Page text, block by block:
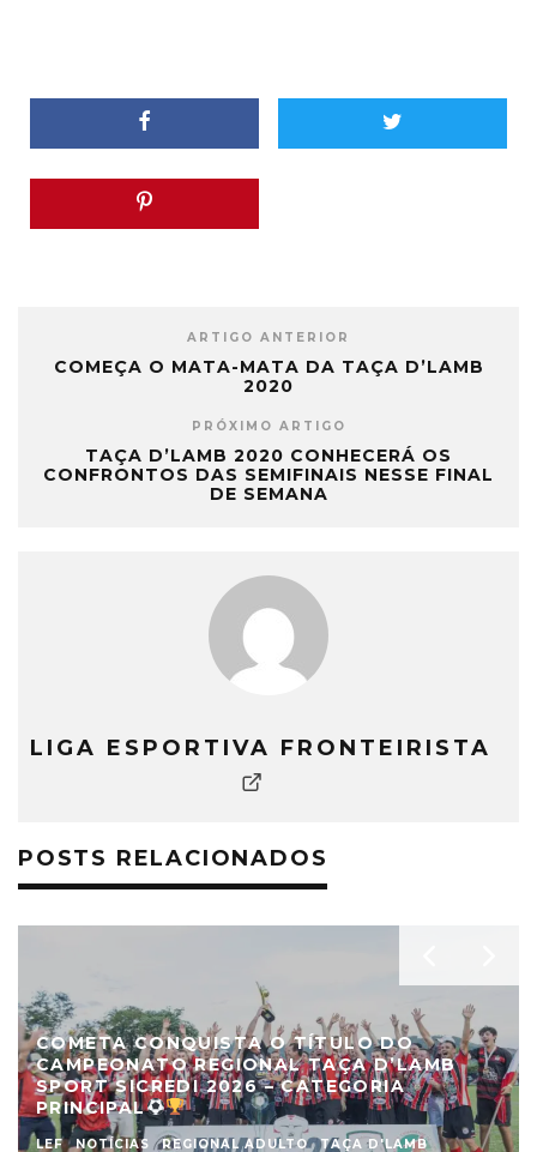
ARTIGO ANTERIOR
COMEÇA O MATA-MATA DA TAÇA D’LAMB
2020
PRÓXIMO ARTIGO
TAÇA D’LAMB 2020 CONHECERÁ OS
CONFRONTOS DAS SEMIFINAIS NESSE FINAL
DE SEMANA
LIGA ESPORTIVA FRONTEIRISTA
POSTS RELACIONADOS
COMETA CONQUISTA O TÍTULO DO
CAMPEONATO REGIONAL TAÇA D’LAMB
SPORT SICREDI 2026 – CATEGORIA
PRINCIPAL
LEF NOTÍCIAS REGIONAL ADULTO TAÇA D'LAMB